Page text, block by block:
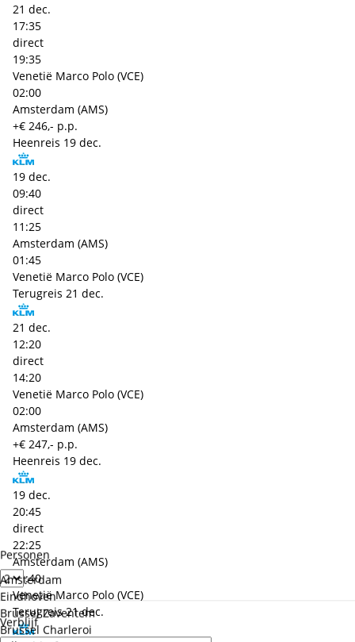
Personen
Verblijf
Amsterdam
Eindhoven
Brussel Zaventem
Brussel Charleroi
21 dec.
17:35
direct
19:35
Venetië Marco Polo (VCE)
02:00
Amsterdam (AMS)
+€ 246,- p.p.
Heenreis 19 dec.
19 dec.
09:40
direct
11:25
Amsterdam (AMS)
01:45
Venetië Marco Polo (VCE)
Terugreis 21 dec.
21 dec.
12:20
direct
14:20
Venetië Marco Polo (VCE)
02:00
Amsterdam (AMS)
+€ 247,- p.p.
Heenreis 19 dec.
19 dec.
20:45
direct
22:25
Amsterdam (AMS)
01:40
Venetië Marco Polo (VCE)
Terugreis 21 dec.